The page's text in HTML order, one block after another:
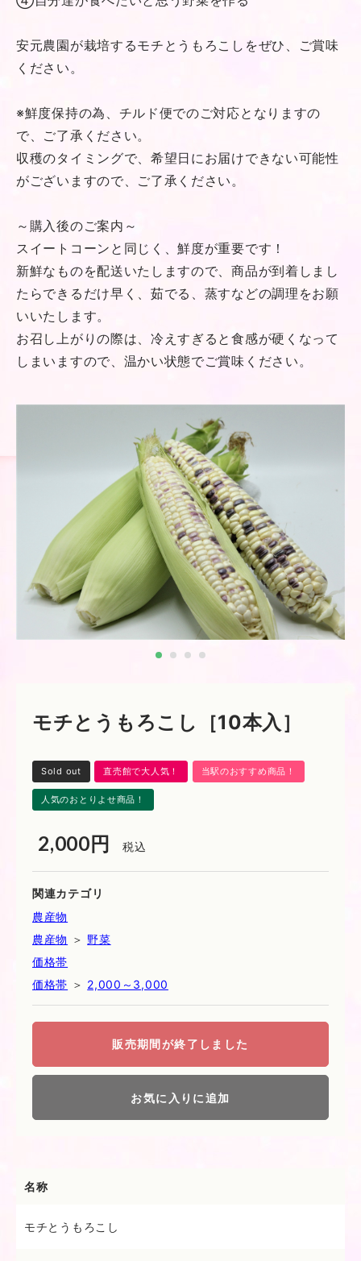
安元農園が栽培するモチとうもろこしをぜひ、ご賞味
ください。
※鮮度保持の為、チルド便でのご対応となりますの
で、ご了承ください。
収穫のタイミングで、希望日にお届けできない可能性
がございますので、ご了承ください。
～購入後のご案内～
スイートコーンと同じく、鮮度が重要です！
新鮮なものを配送いたしますので、商品が到着しまし
たらできるだけ早く、茹でる、蒸すなどの調理をお願
いいたします。
お召し上がりの際は、冷えすぎると食感が硬くなって
しまいますので、温かい状態でご賞味ください。
モチとうもろこし［10本入］
Sold out 直売館で⼤⼈気！ 当駅のおすすめ商品！
人気のおとりよせ商品！
2,000円 税込
関連カテゴリ
農産物
農産物 ＞ 野菜
価格帯
価格帯 ＞ 2,000～3,000
販売期間が終了しました
お気に入りに追加
名称
モチとうもろこし